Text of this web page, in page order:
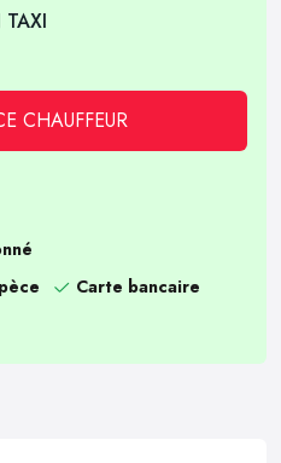
TAXI
CHAUFFEUR
Carte bancaire